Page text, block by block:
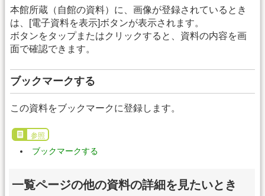
本館所蔵（自館の資料）に、画像が登録されているとき
は、[電子資料を表示]ボタンが表示されます。
ボタンをタップまたはクリックすると、資料の内容を画
面で確認できます。
ブックマークする
この資料をブックマークに登録します。
参照
ブックマークする
一覧ページの他の資料の詳細を見たいとき